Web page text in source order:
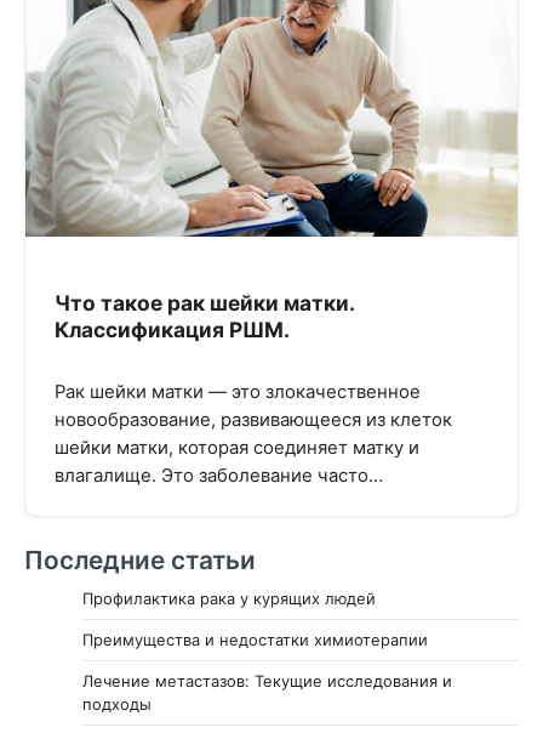
Что такое рак шейки матки.
Классификация РШМ.
Рак шейки матки — это злокачественное
новообразование, развивающееся из клеток
шейки матки, которая соединяет матку и
влагалище. Это заболевание часто…
Последние статьи
Профилактика рака у курящих людей
Преимущества и недостатки химиотерапии
Лечение метастазов: Текущие исследования и
подходы